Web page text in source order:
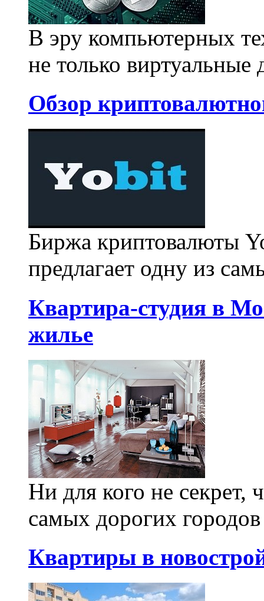
В эру компьютерных
не только виртуальные
Обзор
Биржа криптовалюты
предлагает одну из
Квартира-студия в
жилье
Ни для кого не секрет,
самых дорогих
Квартиры в